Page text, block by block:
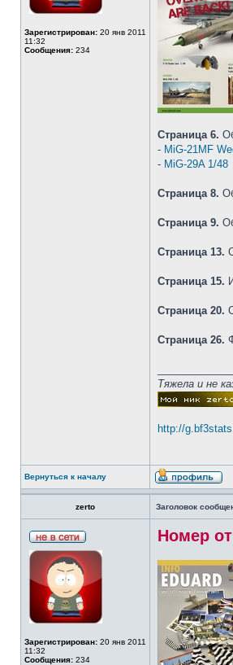
Зарегистрирован: 20 янв 2011
11:32
Сообщения: 234
Страница 6.
- MiG-21MF
- MiG-29A 1/48
Страница 8.
Страница 9.
Страница 13.
Страница 15.
Страница 20.
Страница 26.
Тяжела и не
http://
Вернуться к началу
zerto Заголовок
Зарегистрирован: 20 янв 2011
11:32
Сообщения: 234
Номер от